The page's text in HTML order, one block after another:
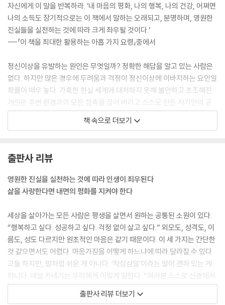
걱정을 멈추지 않았다면 오래전 무덤에 들어갔을 것이다 (코니 맥) … 46
7
일과 마음가짐을 바꾸자 위궤양과 걱정이 사라졌다 (아덴 W. 샤페) … 47
존 D. 록펠러가 45년을 더 살 수 있었던 비결 … 476
긴장을 풀 줄 몰라 서서히 나를 죽이고 있었다 (폴 샘슨) … 487
내게 일어난 진정한 기적 (존스 버거 부인) … 489
벤저민 프랭클린이 걱정을 정복한 방법 … 492
극심한 걱정 속에 18일간 단단한 음식을 전혀 먹지 못했다 (캐스린 홀콤 파
머) … 494
자신에게 이 말을 반복하라. ‘내 마음의 평화, 나의 행복, 나의 건강, 어쩌면
나의 소득도 장기적으로는 이 책에서 말하는 오래되고, 분명하며, 영원한
진실들을 실천하는 것에 따라 크게 좌우될 것이다.’
---「이 책을 최대한 활용하는 아홉 가지 요령」중에서
정신이상을 유발하는 원인은 무엇일까? 정확한 해답을 알고 있는 사람은
없다. 하지만 많은 경우에 두려움과 걱정이 정신이상에 이바지하는 요인일
확률이 매우 높다. 가혹한 현실 세계에 대처하지 못해 불안하고 초조해진
개인은 주변 환경과의 모든 접촉을 끊어 버리고 스스로 만든 자기만의 공
상 속으로 물러나 걱정스러운 문제들을 해결하려 한다.
---「1부 걱정에 관해 알아야 할 기본 사실들: 3장 걱정이 끼치는 영향」중에
이것이 당연한 이치다. 인간의 본성은 늘 그래왔고, 아마 여러분이 사는 동
안 달라질 일도 없을 것이다. 그렇다면 받아들이는 것이 어떨까? 로마제국
을 통치한 가장 현명한 사람에 꼽히는 그 옛날 마르쿠스 아우렐리우스처럼
“오늘 내가 만날 사람들은 말이 많은 이들이다. 이기적이고, 자기중심적이
며, 감사할 줄 모르는 사람들이다. 하지만 나는 놀라거나 마음 상해하지 않
을 것이다. 그런 사람들이 없는 세상이란 상상할 수 없으니 말이다.” 맞는
말이지 않은가? 사람들이 감사할 줄 모른다며 불평해봤자 누굴 비난할 수
있겠는가? 그것이 인간의 본성 아닌가. 또는 인간의 본성에 무지한 우리 탓
아닌가? 고마워하길 기대하지 말자. 그러면 이따금 기분 좋게 깜짝 놀랄 일
이 생길 것이다. 설령 그런 감사 인사를 받지 못한다 해도 언짢지 않을 것이
책 속으로 더보기
출판사 리뷰
영원한 진실을 실천하는 것에 따라 인생이 죄우된다
삶을 사랑한다면 내면의 평화를 지켜야 한다
세상을 살아가는 모든 사람은 평생을 살면서 원하는 공통된 소원이 있다.
“행복하고 싶다. 성공하고 싶다. 걱정 없이 살고 싶다.” 외모도, 성격도, 이
름도, 성도 다르지만 원초적인 마음은 같기 때문이다. 이 세 가지는 간단한
것 같으면서도 어렵다. 마음가짐을 어떻게 하느냐에 따라 달라질 수 있다
고들 하지만, 말처럼 쉬운 게 아니다. ‘작심삼일’이라는 말이 괜히 있는 게
아니다. 데일 카네기는 우리에게 이렇게 말한다. “여러분 스스로 신경에서
비롯하는 긴장과 피로를 만들어내고 있다!” 그래서 많은 사람이 걱정 없이
성공해서 행복해지기 위해 여러 관련 책을 읽는 것이고, 영상을 찾아보기
출판사 리뷰 더보기